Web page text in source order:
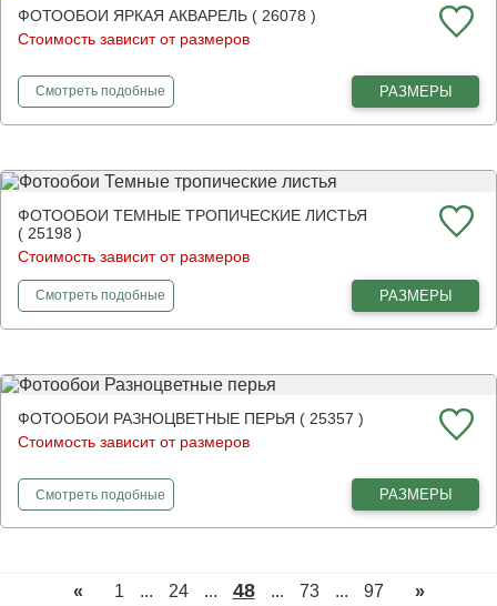
ФОТООБОИ ЯРКАЯ АКВАРЕЛЬ ( 26078 )
Стоимость зависит от размеров
Смотретьфотообои
подобные РАЗМЕРЫ
ФОТООБОИ ТЕМНЫЕ ТРОПИЧЕСКИЕ ЛИСТЬЯ
( 25198 )
Стоимость зависит от размеров
Смотретьфотообои
подобные РАЗМЕРЫ
ФОТООБОИ РАЗНОЦВЕТНЫЕ ПЕРЬЯ ( 25357 )
Стоимость зависит от размеров
Смотретьфотообои
подобные РАЗМЕРЫ
« 1 ... 24 ... 48 ... 73 ... 97 »